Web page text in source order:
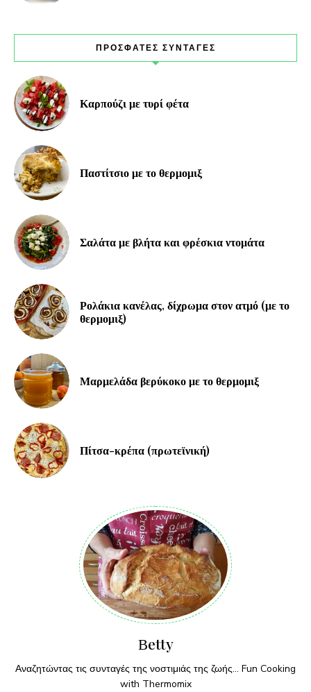
ΠΡΟΣΦΑΤΕΣ ΣΥΝΤΑΓΕΣ
Καρπούζι με τυρί φέτα
Παστίτσιο με το θερμομιξ
Σαλάτα με βλήτα και φρέσκια ντομάτα
Ρολάκια κανέλας, δίχρωμα στον ατμό (με το
θερμομιξ)
Μαρμελάδα βερύκοκο με το θερμομιξ
Πίτσα-κρέπα (πρωτεϊνική)
Βetty
Αναζητώντας τις συνταγές της νοστιμιάς της ζωής... Fun Cooking
with Thermomix